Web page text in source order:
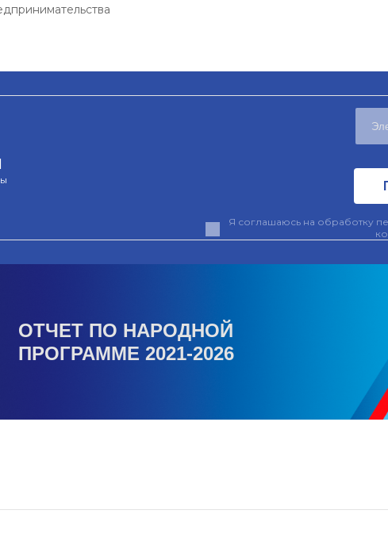
Я соглашаюсь на обработку
ОТЧЕТ ПО НАРОДНОЙ
ПРОГРАММЕ 2021-2026